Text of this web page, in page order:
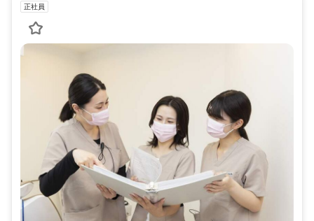
正社員